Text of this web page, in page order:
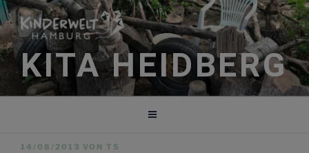
Zum
Inhalt
springen
KITA HEIDBERG
VERÖFFENTLICHT
14/08/2013 VON TS